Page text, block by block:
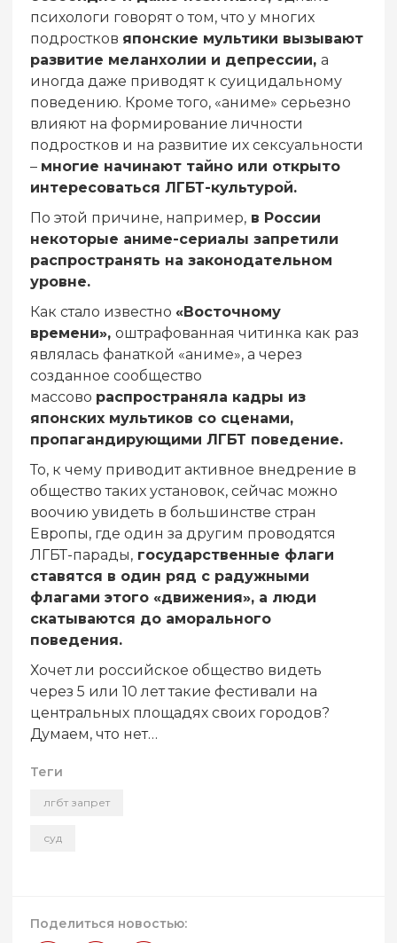
психологи говорят о том, что у многих
подростков японские мультики вызывают
развитие меланхолии и депрессии, а
иногда даже приводят к суицидальному
поведению. Кроме того, «аниме» серьезно
влияют на формирование личности
подростков и на развитие их сексуальности
– многие начинают тайно или открыто
интересоваться ЛГБТ-культурой.
По этой причине, например, в России
некоторые аниме-сериалы запретили
распространять на законодательном
уровне.
Как стало известно «Восточному
времени», оштрафованная читинка как раз
являлась фанаткой «аниме», а через
созданное сообщество
массово распространяла кадры из
японских мультиков со сценами,
пропагандирующими ЛГБТ поведение.
То, к чему приводит активное внедрение в
общество таких установок, сейчас можно
воочию увидеть в большинстве стран
Европы, где один за другим проводятся
ЛГБТ-парады, государственные флаги
ставятся в один ряд с радужными
флагами этого «движения», а люди
скатываются до аморального
поведения.
Хочет ли российское общество видеть
через 5 или 10 лет такие фестивали на
центральных площадях своих городов?
Думаем, что нет…
Теги
лгбт запрет
суд
Поделиться новостью: